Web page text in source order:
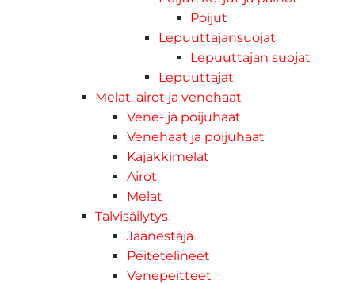
Poijut
Lepuuttajansuojat
Lepuuttajan suojat
Lepuuttajat
Melat, airot ja venehaat
Vene- ja poijuhaat
Venehaat ja poijuhaat
Kajakkimelat
Airot
Melat
Talvisäilytys
Jäänestäjä
Peitetelineet
Venepeitteet